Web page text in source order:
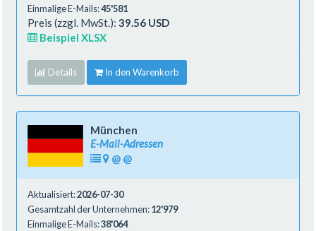
Einmalige E-Mails:45'581
Preis (zzgl. MwSt.): 39.56 USD
Beispiel XLSX
Details In den Warenkorb
München
E-Mail-Adressen
@ @
Aktualisiert:2026-07-30
Gesamtzahl der Unternehmen:12'979
Einmalige E-Mails:38'064